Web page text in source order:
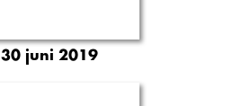
30 juni 2019